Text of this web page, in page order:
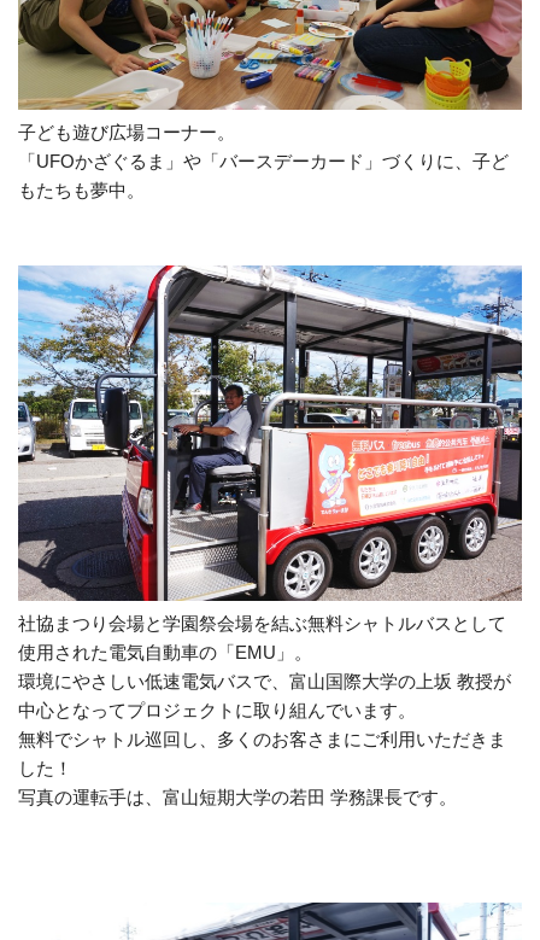
子ども遊び広場コーナー。
「UFOかざぐるま」や「バースデーカード」づくりに、子ど
もたちも夢中。
社協まつり会場と学園祭会場を結ぶ無料シャトルバスとして
使用された電気自動車の「EMU 」。
環境にやさしい低速電気バスで、富山国際大学の上坂 教授が
中心となってプロジェクトに取り組んでいます。
無料でシャトル巡回し、多くのお客さまにご利用いただきま
した！
写真の運転手は、富山短期大学の若田 学務課長です。